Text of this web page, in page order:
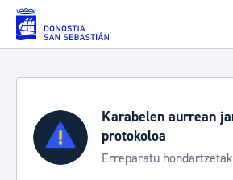
Eduki nagusira joan
Karabelen aurrean
protokoloa
Erreparatu